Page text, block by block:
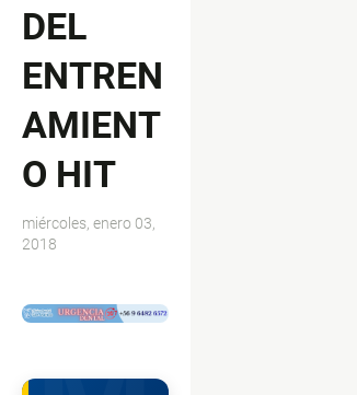
DEL
ENTREN
AMIENT
O HIT
miércoles, enero 03,
2018